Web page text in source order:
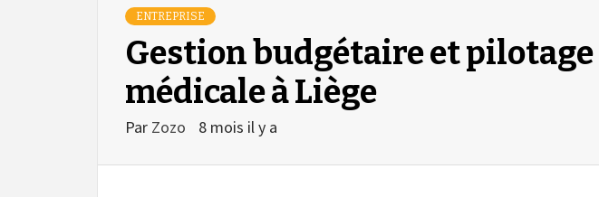
ENTREPRISE
Gestion budgétaire et pilotage
médicale à Liège
Par Zozo 8 mois il y a